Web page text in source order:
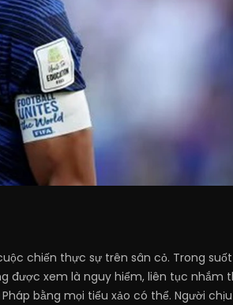
chiến thực sự trên sân cỏ. Trong
được xem là nguy hiểm, liên tục nhắm
bằng mọi tiểu xảo có thể. Người